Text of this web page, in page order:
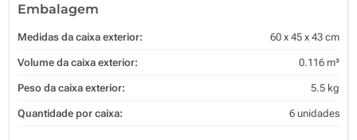
Embalagem
Medidas da caixa exterior: 60 x 45 x 43 cm
Volume da caixa exterior: 0.116 m³
Peso da caixa exterior: 5.5 kg
Quantidade por caixa: 6 unidades